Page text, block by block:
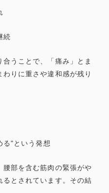
続
うことで、「痛み」とま
りに重さや違和感が残り
る"という発想
腰部を含む筋肉の緊張がや
とされています。その結